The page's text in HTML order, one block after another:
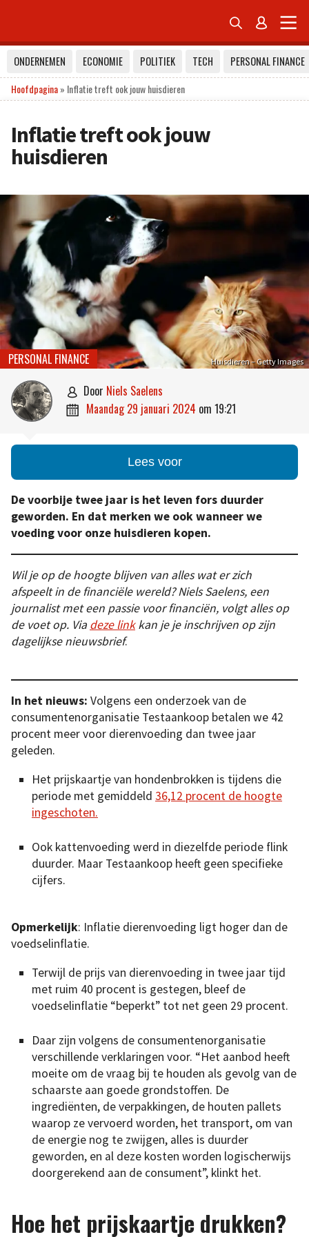
 
ONDERNEMEN ECONOMIE POLITIEK TECH
PERSONAL FINANCE
Hoofdpagina» Inflatie treft ook jouw huisdieren
Inflatie treft ook jouw
huisdieren
Huisdieren – Getty Images
PERSONAL FINANCE
 door Niels Saelens
 maandag 29 januari 2024 om 19:21
Lees voor
De voorbije twee jaar is het leven fors duurder
geworden. En dat merken we ook wanneer we
voeding voor onze huisdieren kopen.
Wil je op de hoogte blijven van alles wat er zich
afspeelt in de financiële wereld? Niels Saelens, een
journalist met een passie voor financiën, volgt alles op
de voet op. Via deze linkkan je je inschrijven op zijn
dagelijkse nieuwsbrief.
In het nieuws: Volgens een onderzoek van de
consumentenorganisatie Testaankoop betalen we 42
procent meer voor dierenvoeding dan twee jaar
geleden.
Het prijskaartje van hondenbrokken is tijdens die
periode met gemiddeld 36,12 procent de hoogte
ingeschoten.
Ook kattenvoeding werd in diezelfde periode flink
duurder. Maar Testaankoop heeft geen specifieke
cijfers.
Opmerkelijk: Inflatie dierenvoeding ligt hoger dan de
voedselinflatie.
Terwijl de prijs van dierenvoeding in twee jaar tijd
met ruim 40 procent is gestegen, bleef de
voedselinflatie “beperkt” tot net geen 29 procent.
Daar zijn volgens de consumentenorganisatie
verschillende verklaringen voor. “Het aanbod heeft
moeite om de vraag bij te houden als gevolg van de
schaarste aan goede grondstoffen. De
ingrediënten, de verpakkingen, de houten pallets
waarop ze vervoerd worden, het transport, om van
de energie nog te zwijgen, alles is duurder
geworden, en al deze kosten worden logischerwijs
doorgerekend aan de consument”, klinkt het.
Hoe het prijskaartje drukken?